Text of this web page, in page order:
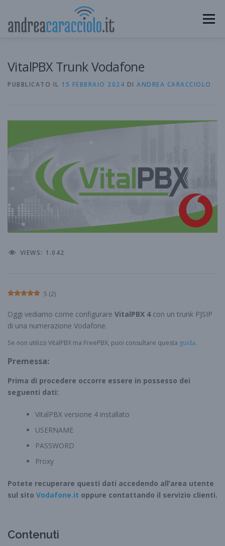
contenuto
Menu
VitalPBX Trunk Vodafone
PUBBLICATO IL 15 FEBBRAIO 2024 DI ANDREA CARACCIOLO
VIEWS: 1.042
5 (2)
Oggi vediamo come configurare VitalPBX 4con un trunk PJSIP
di una numerazione Vodafone.
Se non utilizzi VitalPBX ma FreePBX, puoi consultare questa guida.
Premessa:
Prima di procedere occorre essere in possesso dei
seguenti dati:
VitalPBX versione 4 installato
USERNAME
PASSWORD
Proxy
Potete recuperare questi dati accedendo all’area utente
sul sito Vodafone.it oppure contattando il servizio clienti.
Contenuti